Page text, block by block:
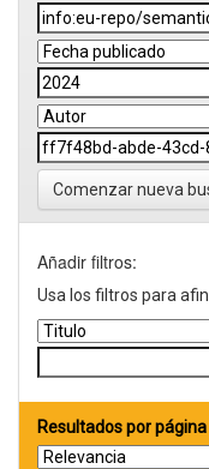
Comenzar nueva
Añadir filtros:
Usa los filtros para
Resultados por página